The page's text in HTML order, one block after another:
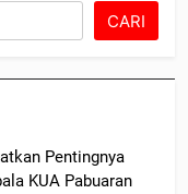
CARI
Pentingnya
KUA Pabuaran